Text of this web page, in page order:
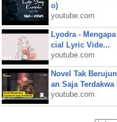
o)
youtube.com
Lyodra -
cial Lyric Vide...
youtube.com
Novel Tak
an Saja Terdakwa
youtube.com